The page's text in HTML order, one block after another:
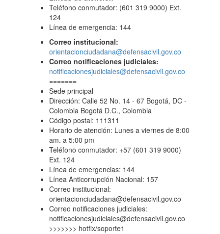
Teléfono conmutador: (601 319 9000) Ext.
124
Línea de emergencia: 144
Correo institucional:
orientacionciudadana@defensacivil.gov.co
Correo notificaciones judiciales:
notificacionesjudiciales@defensacivil.gov.co
=======
Sede principal
Dirección: Calle 52 No. 14 - 67 Bogotá, DC -
Colombia Bogotá D.C., Colombia
Código postal: 111311
Horario de atención: Lunes a viernes de 8:00
am. a 5:00 pm
Teléfono conmutador: +57 (601 319 9000)
Ext. 124
Línea de emergencias: 144
Línea Anticorrupción Nacional: 157
Correo institucional:
orientacionciudadana@defensacivil.gov.co
Correo notificaciones judiciales:
notificacionesjudiciales@defensacivil.gov.co
>>>>>>> hotfix/soporte1